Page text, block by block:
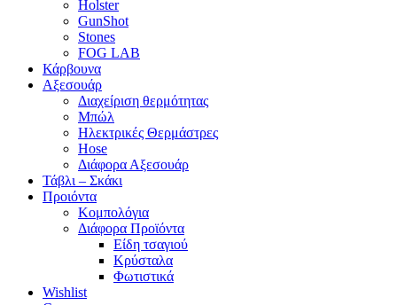
Holster
GunShot
Stones
FOG LAB
Κάρβουνα
Αξεσουάρ
Διαχείριση θερμότητας
Μπώλ
Ηλεκτρικές Θερμάστρες
Hose
Διάφορα Αξεσουάρ
Τάβλι – Σκάκι
Προιόντα
Κομπολόγια
Διάφορα Προϊόντα
Είδη τσαγιού
Κρύσταλα
Φωτιστικά
Wishlist